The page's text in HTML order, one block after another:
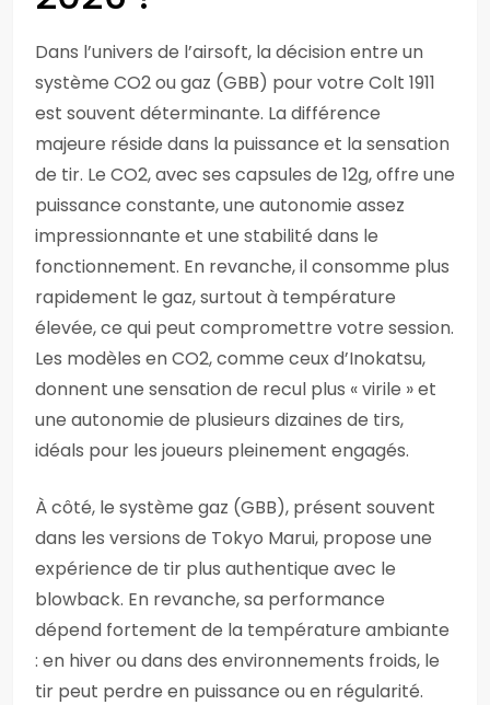
Dans l’univers de l’airsoft, la décision entre un
système CO2 ou gaz (GBB) pour votre Colt 1911
est souvent déterminante. La différence
majeure réside dans la puissance et la sensation
de tir. Le CO2, avec ses capsules de 12g, offre une
puissance constante, une autonomie assez
impressionnante et une stabilité dans le
fonctionnement. En revanche, il consomme plus
rapidement le gaz, surtout à température
élevée, ce qui peut compromettre votre session.
Les modèles en CO2, comme ceux d’Inokatsu,
donnent une sensation de recul plus « virile » et
une autonomie de plusieurs dizaines de tirs,
idéals pour les joueurs pleinement engagés.
À côté, le système gaz (GBB), présent souvent
dans les versions de Tokyo Marui, propose une
expérience de tir plus authentique avec le
blowback. En revanche, sa performance
dépend fortement de la température ambiante
: en hiver ou dans des environnements froids, le
tir peut perdre en puissance ou en régularité.